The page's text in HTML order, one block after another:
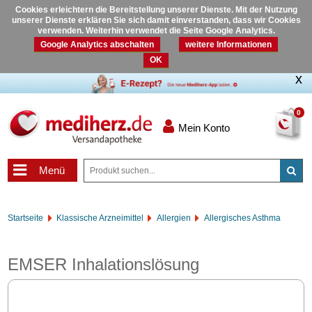
Cookies erleichtern die Bereitstellung unserer Dienste. Mit der Nutzung
unserer Dienste erklären Sie sich damit einverstanden, dass wir Cookies
verwenden. Weiterhin verwendet die Seite Google Analytics.
Google Analytics abschalten
weitere Informationen
OK
0
Mein Konto
Menü
Startseite Klassische Arzneimittel Allergien Allergisches Asthma
EMSER Inhalationslösung